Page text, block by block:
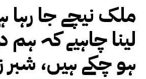
ملک نیچے جا رہا
لینا چاہیے کہ ہم
ہو چکے ہیں،